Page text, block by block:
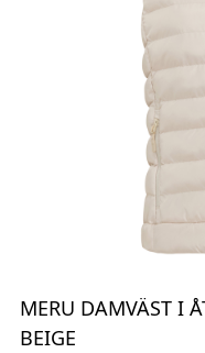
MERU DAMVÄST I
BEIGE